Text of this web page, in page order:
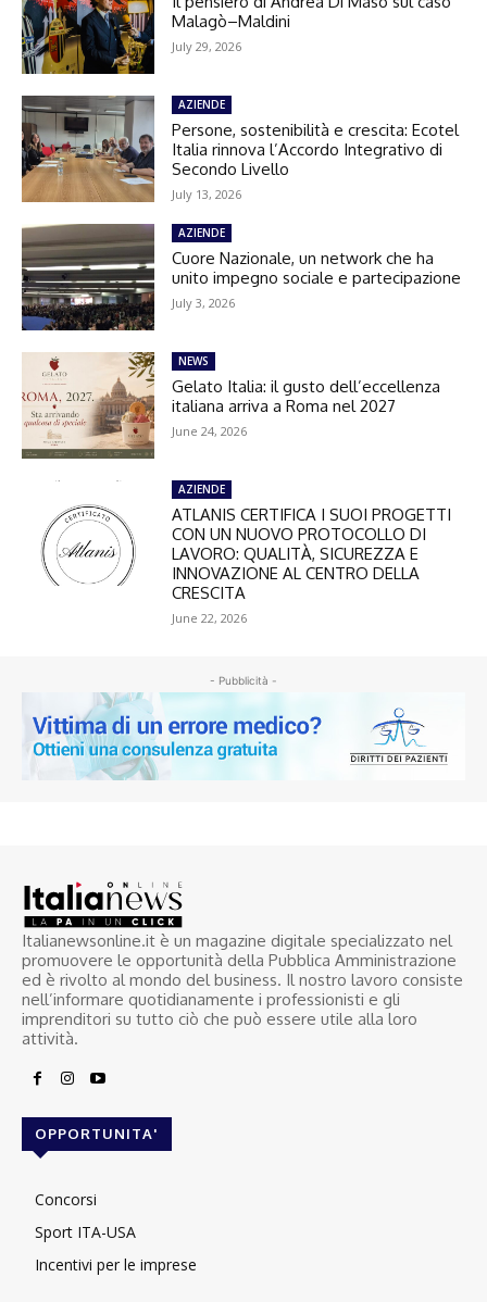
Malagò–Maldini
July 29, 2026
AZIENDE
Persone, sostenibilità e crescita: Ecotel
Italia rinnova l’Accordo Integrativo di
Secondo Livello
July 13, 2026
AZIENDE
Cuore Nazionale, un network che ha
unito impegno sociale e partecipazione
July 3, 2026
NEWS
Gelato Italia: il gusto dell’eccellenza
italiana arriva a Roma nel 2027
June 24, 2026
AZIENDE
ATLANIS CERTIFICA I SUOI PROGETTI
CON UN NUOVO PROTOCOLLO DI
LAVORO: QUALITÀ, SICUREZZA E
INNOVAZIONE AL CENTRO DELLA
CRESCITA
June 22, 2026
- Pubblicità -
Italianewsonline.it è un magazine digitale specializzato nel
promuovere le opportunità della Pubblica Amministrazione
ed è rivolto al mondo del business. Il nostro lavoro consiste
nell’informare quotidianamente i professionisti e gli
imprenditori su tutto ciò che può essere utile alla loro
attività.
OPPORTUNITA'
Concorsi
Sport ITA-USA
Incentivi per le imprese